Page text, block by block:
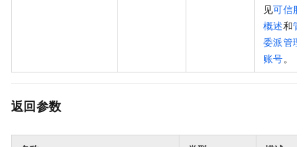
见可信服
概述和管
委派管理
账号。
返回参数